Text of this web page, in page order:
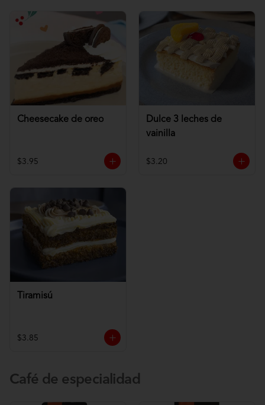
Cheesecake de oreo
$3.95
Dulce 3 leches de
vainilla
$3.20
Tiramisú
$3.85
Café de especialidad